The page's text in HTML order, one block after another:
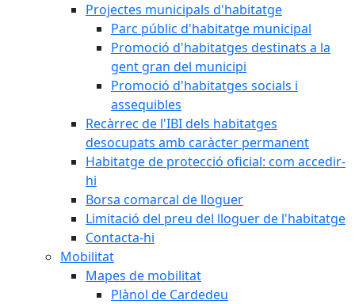
Projectes municipals d'habitatge
Parc públic d'habitatge municipal
Promoció d'habitatges destinats a la
gent gran del municipi
Promoció d'habitatges socials i
assequibles
Recàrrec de l'IBI dels habitatges
desocupats amb caràcter permanent
Habitatge de protecció oficial: com accedir-
hi
Borsa comarcal de lloguer
Limitació del preu del lloguer de l'habitatge
Contacta-hi
Mobilitat
Mapes de mobilitat
Plànol de Cardedeu